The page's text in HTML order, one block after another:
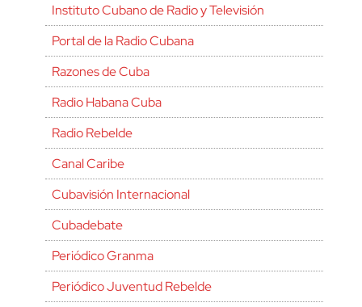
Instituto Cubano de Radio y Televisión
Portal de la Radio Cubana
Razones de Cuba
Radio Habana Cuba
Radio Rebelde
Canal Caribe
Cubavisión Internacional
Cubadebate
Periódico Granma
Periódico Juventud Rebelde